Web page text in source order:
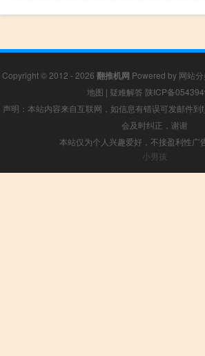
Copyright © 2012 - 2026 翻推机网 Powered by 网站
地图 | 疑难解答 陕ICP备
声明：本站内容来自互联网，如信息有错误可发邮件
会及时纠正，谢谢
本站仅为个人兴趣爱好，不接盈利性广
小男孩